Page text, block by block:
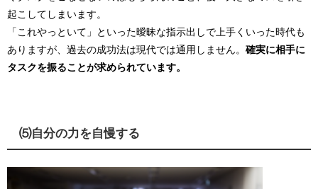
起こしてしまいます。
「これやっといて」といった曖昧な指示出しで上手くいった時代も
ありますが、過去の成功法は現代では通用しません。 確実に相手に
タスクを振ることが求められています。
⑸自分の力を自慢する